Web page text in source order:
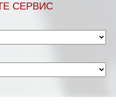
СЕРВИС